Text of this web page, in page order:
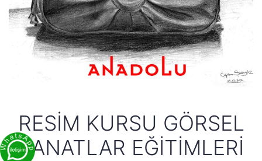
RESIM KURSU GÖRSEL
SANATLAR EĞITIMLERI